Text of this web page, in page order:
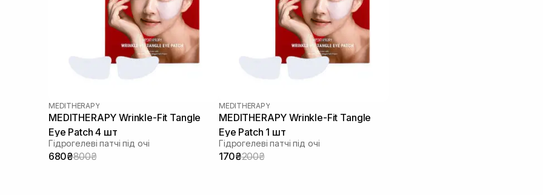
MEDITHERAPY
MEDITHERAPY Wrinkle-Fit Tangle
Eye Patch 4 шт
Гідрогелеві патчі під очі
680₴800₴
MEDITHERAPY
MEDITHERAPY Wrinkle-Fit Tangle
Eye Patch 1 шт
Гідрогелеві патчі під очі
170₴200₴